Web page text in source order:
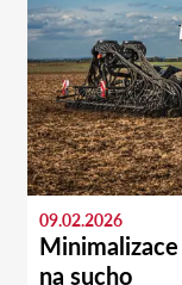
09.02.2026
na sucho